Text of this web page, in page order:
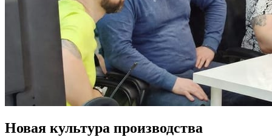
Новая культура производства